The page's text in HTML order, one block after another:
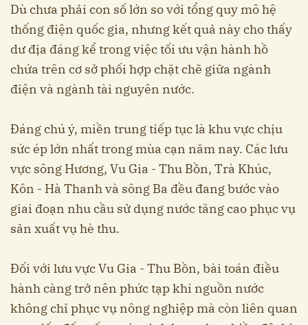
Dù chưa phải con số lớn so với tổng quy mô hệ
thống điện quốc gia, nhưng kết quả này cho thấy
dư địa đáng kể trong việc tối ưu vận hành hồ
chứa trên cơ sở phối hợp chặt chẽ giữa ngành
điện và ngành tài nguyên nước.
Đáng chú ý, miền trung tiếp tục là khu vực chịu
sức ép lớn nhất trong mùa cạn năm nay. Các lưu
vực sông Hương, Vu Gia - Thu Bồn, Trà Khúc,
Kôn - Hà Thanh và sông Ba đều đang bước vào
giai đoạn nhu cầu sử dụng nước tăng cao phục vụ
sản xuất vụ hè thu.
Đối với lưu vực Vu Gia - Thu Bồn, bài toán điều
hành càng trở nên phức tạp khi nguồn nước
không chỉ phục vụ nông nghiệp mà còn liên quan